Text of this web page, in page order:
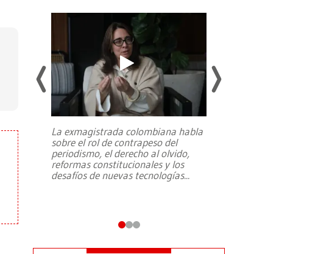
La exmagistrada colombiana habla
sobre el rol de contrapeso del
periodismo, el derecho al olvido,
reformas constitucionales y los
desafíos de nuevas tecnologías...